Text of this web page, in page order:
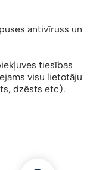
antivīruss un
tiesības
visu lietotāju
dzēsts etc).